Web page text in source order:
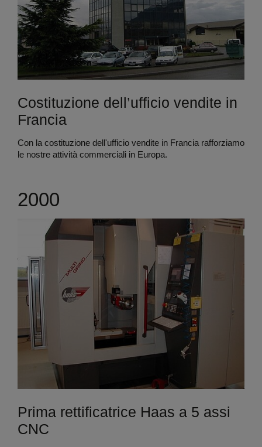
Costituzione dell’ufficio vendite in
Francia
Con la costituzione dell'ufficio vendite in Francia rafforziamo
le nostre attività commerciali in Europa.
2000
Prima rettificatrice Haas a 5 assi
CNC